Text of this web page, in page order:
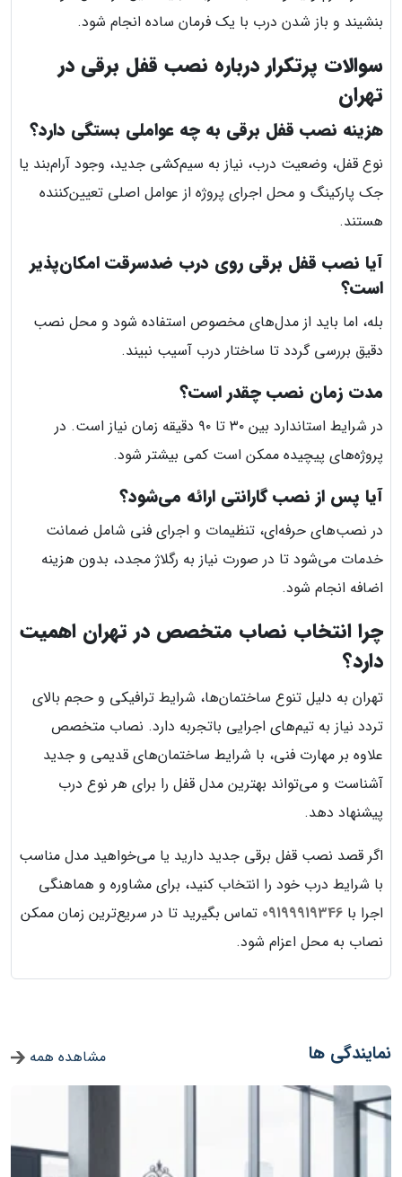
بنشیند و باز شدن درب با یک فرمان ساده انجام شود.
سوالات پرتکرار درباره نصب قفل برقی در
تهران
هزینه نصب قفل برقی به چه عواملی بستگی دارد؟
نوع قفل، وضعیت درب، نیاز به سیم‌کشی جدید، وجود آرام‌بند یا
جک پارکینگ و محل اجرای پروژه از عوامل اصلی تعیین‌کننده
هستند.
آیا نصب قفل برقی روی درب ضدسرقت امکان‌پذیر
است؟
بله، اما باید از مدل‌های مخصوص استفاده شود و محل نصب
دقیق بررسی گردد تا ساختار درب آسیب نبیند.
مدت زمان نصب چقدر است؟
در شرایط استاندارد بین ۳۰ تا ۹۰ دقیقه زمان نیاز است. در
پروژه‌های پیچیده ممکن است کمی بیشتر شود.
آیا پس از نصب گارانتی ارائه می‌شود؟
در نصب‌های حرفه‌ای، تنظیمات و اجرای فنی شامل ضمانت
خدمات می‌شود تا در صورت نیاز به رگلاژ مجدد، بدون هزینه
اضافه انجام شود.
چرا انتخاب نصاب متخصص در تهران اهمیت
دارد؟
تهران به دلیل تنوع ساختمان‌ها، شرایط ترافیکی و حجم بالای
تردد نیاز به تیم‌های اجرایی باتجربه دارد. نصاب متخصص
علاوه بر مهارت فنی، با شرایط ساختمان‌های قدیمی و جدید
آشناست و می‌تواند بهترین مدل قفل را برای هر نوع درب
پیشنهاد دهد.
اگر قصد نصب قفل برقی جدید دارید یا می‌خواهید مدل مناسب
با شرایط درب خود را انتخاب کنید، برای مشاوره و هماهنگی
اجرا با 09199919346 تماس بگیرید تا در سریع‌ترین زمان ممکن
نصاب به محل اعزام شود.
نمایندگی ها مشاهده همه